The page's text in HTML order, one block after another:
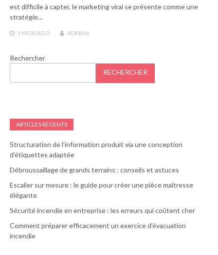
est difficile à capter, le marketing viral se présente comme une
stratégie…
1 MOISAGO ADMIN6
Rechercher
RECHERCHER
ARTICLES RÉCENTS
Structuration de l’information produit via une conception
d’étiquettes adaptée
Débroussaillage de grands terrains : conseils et astuces
Escalier sur mesure : le guide pour créer une pièce maîtresse
élégante
Sécurité incendie en entreprise : les erreurs qui coûtent cher
Comment préparer efficacement un exercice d’évacuation
incendie